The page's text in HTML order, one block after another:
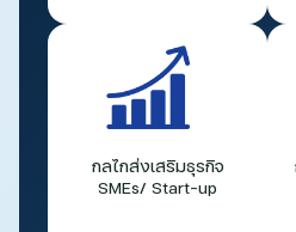
กลไกส่งเสริมธุรกิจ
SMEs/ Start-up